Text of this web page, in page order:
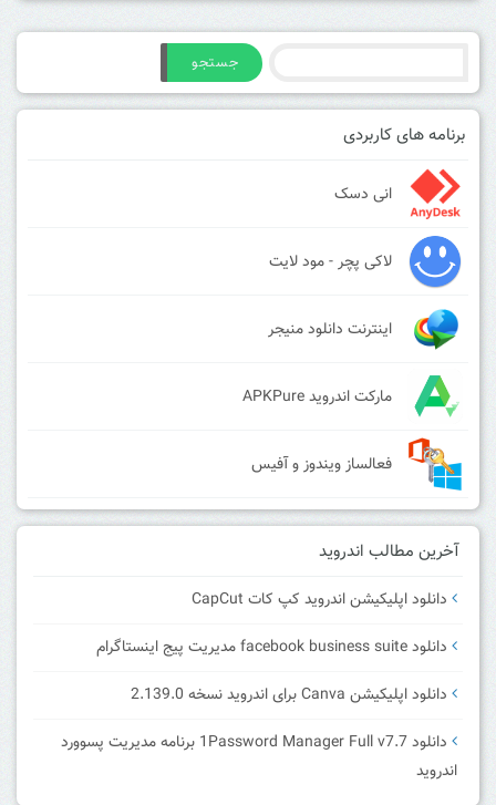
جستجو
برنامه های کاربردی
انی دسک
لاکی پچر - مود لایت
اینترنت دانلود منیجر
مارکت اندروید APKPure
فعالساز ویندوز و آفیس
آخرین مطالب اندروید
دانلود اپلیکیشن اندروید کپ کات CapCut
دانلود facebook business suite مدیریت پیج اینستاگرام
دانلود اپلیکیشن Canva برای اندروید نسخه 2.139.0
دانلود 1Password Manager Full v7.7 برنامه مدیریت پسوورد
اندروید